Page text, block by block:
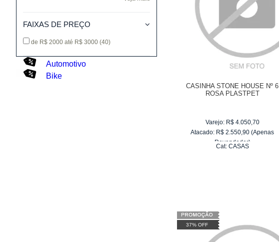
FAIXAS DE PREÇO
de R$ 2000 até R$ 3000 (40)
Automotivo
Bike
CASINHA STONE HOUSE Nº 6
ROSA PLASTPET
Varejo: R$ 4.050,70
Atacado: R$ 2.550,90 (Apenas
Revendedor)
Cat: CASAS
37% OFF